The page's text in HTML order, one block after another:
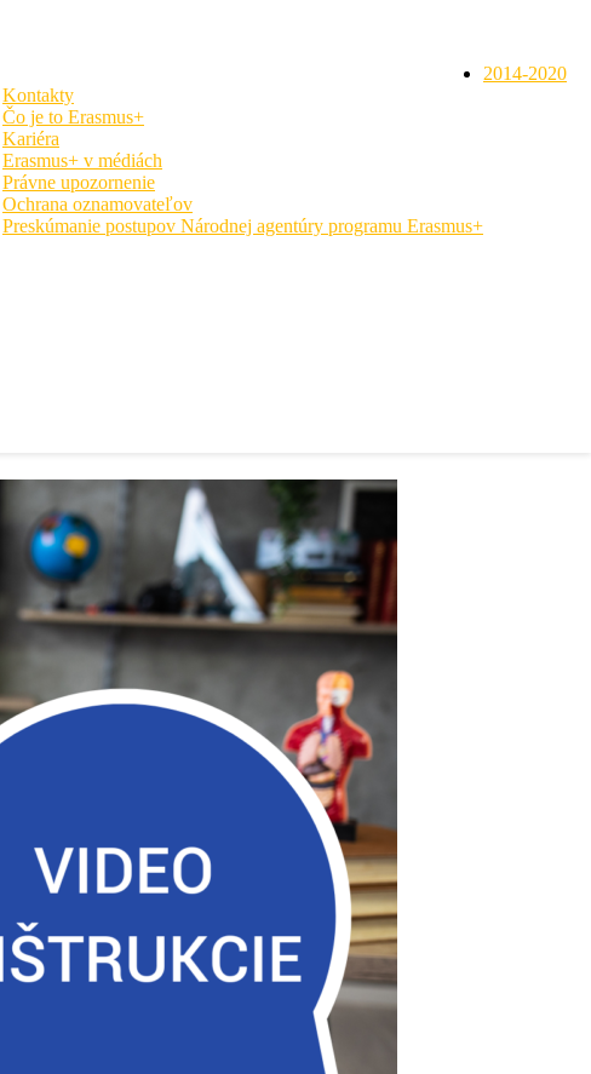
Kontakty
Čo je to Erasmus+
Kariéra
Erasmus+ v médiách
Právne upozornenie
Ochrana oznamovateľov
Preskúmanie postupov Národnej agentúry programu Erasmus+
2014-2020